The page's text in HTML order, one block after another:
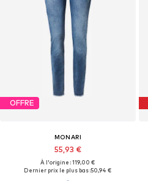
OFFRE
MONARI
55,93 €
À l'origine : 119,00 €
Dernier prix le plus bas :50,94 €